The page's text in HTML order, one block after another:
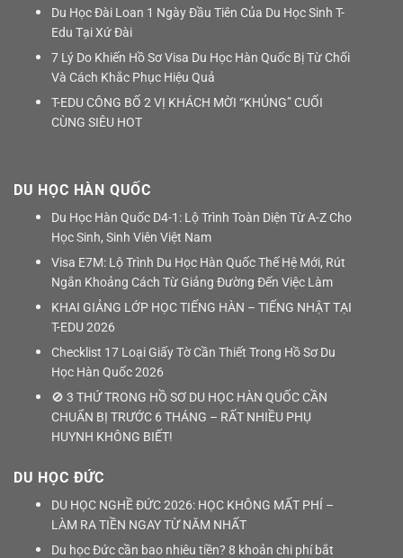
Du Học Đài Loan 1 Ngày Đầu Tiên Của Du Học Sinh T-
Edu Tại Xứ Đài
7 Lý Do Khiến Hồ Sơ Visa Du Học Hàn Quốc Bị Từ Chối
Và Cách Khắc Phục Hiệu Quả
T-EDU CÔNG BỐ 2 VỊ KHÁCH MỜI “KHỦNG” CUỐI
CÙNG SIÊU HOT
DU HỌC HÀN QUỐC
Du Học Hàn Quốc D4-1: Lộ Trình Toàn Diện Từ A-Z Cho
Học Sinh, Sinh Viên Việt Nam
Visa E7M: Lộ Trình Du Học Hàn Quốc Thế Hệ Mới, Rút
Ngắn Khoảng Cách Từ Giảng Đường Đến Việc Làm
KHAI GIẢNG LỚP HỌC TIẾNG HÀN – TIẾNG NHẬT TẠI
T-EDU 2026
Checklist 17 Loại Giấy Tờ Cần Thiết Trong Hồ Sơ Du
Học Hàn Quốc 2026
🚫 3 THỨ TRONG HỒ SƠ DU HỌC HÀN QUỐC CẦN
CHUẨN BỊ TRƯỚC 6 THÁNG – RẤT NHIỀU PHỤ
HUYNH KHÔNG BIẾT!
DU HỌC ĐỨC
DU HỌC NGHỀ ĐỨC 2026: HỌC KHÔNG MẤT PHÍ –
LÀM RA TIỀN NGAY TỪ NĂM NHẤT
Du học Đức cần bao nhiêu tiền? 8 khoản chi phí bắt